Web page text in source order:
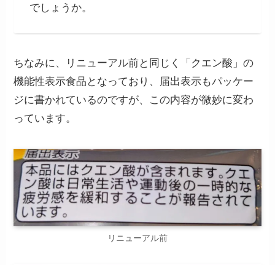
でしょうか。
ちなみに、リニューアル前と同じく「クエン酸」の
機能性表示食品となっており、届出表示もパッケー
ジに書かれているのですが、この内容が微妙に変わ
っています。
リニューアル前